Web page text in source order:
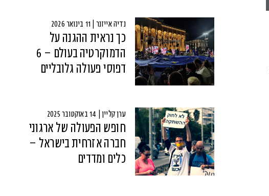
נדיה אייזנר | 11 בינואר 2026
כך נראית ההגנה על
הדמוקרטיה בעולם – 6
דפוסי פעולה גלובליים
ערן קליין | 14 באוקטובר 2025
חופש הפעולה של ארגוני
חברה אזרחית בישראל –
כלים ומדדים